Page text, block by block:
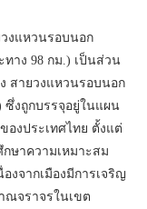
วงแหวนรอบนอก
าง 98 กม.) เป็นส่วน
สายวงแหวนรอบนอก
ซึ่งถูกบรรจุอยู่ในแผน
องประเทศไทย ตั้งแต่
กษาความเหมาะสม
งจากเมืองมีการเจริญ
ณจราจรในเขต